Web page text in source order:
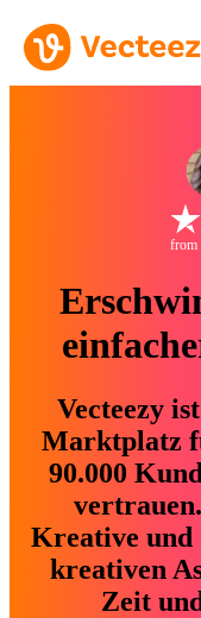
from
Vecteezy
Marktplatz
90.000
Kreative und
kreativen
Zeit